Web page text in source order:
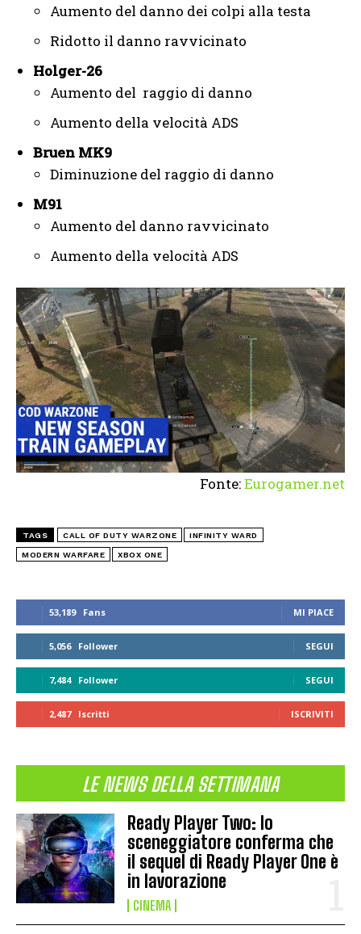
53,189 Fans MI PIACE
5,056 Follower SEGUI
7,484 Follower SEGUI
2,487 Iscritti ISCRIVITI
LE NEWS DELLA SETTIMANA
Ready Player Two: lo
sceneggiatore conferma che
il sequel di Ready Player One è
in lavorazione
CINEMA
Aumento del danno dei colpi alla testa
Ridotto il danno ravvicinato
Holger-26
Aumento del raggio di danno
Aumento della velocità ADS
Bruen MK9
Diminuzione del raggio di danno
M91
Aumento del danno ravvicinato
Aumento della velocità ADS
Fonte:Eurogamer.net
TAGS CALL OF DUTY WARZONE INFINITY WARD
MODERN WARFARE XBOX ONE